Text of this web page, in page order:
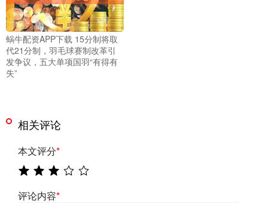
蜗牛配资APP下载 15分制将取
代21分制，羽毛球赛制改革引
发争议，五大单项国羽“有得有
失”
相关评论
本文评分*
评论内容*